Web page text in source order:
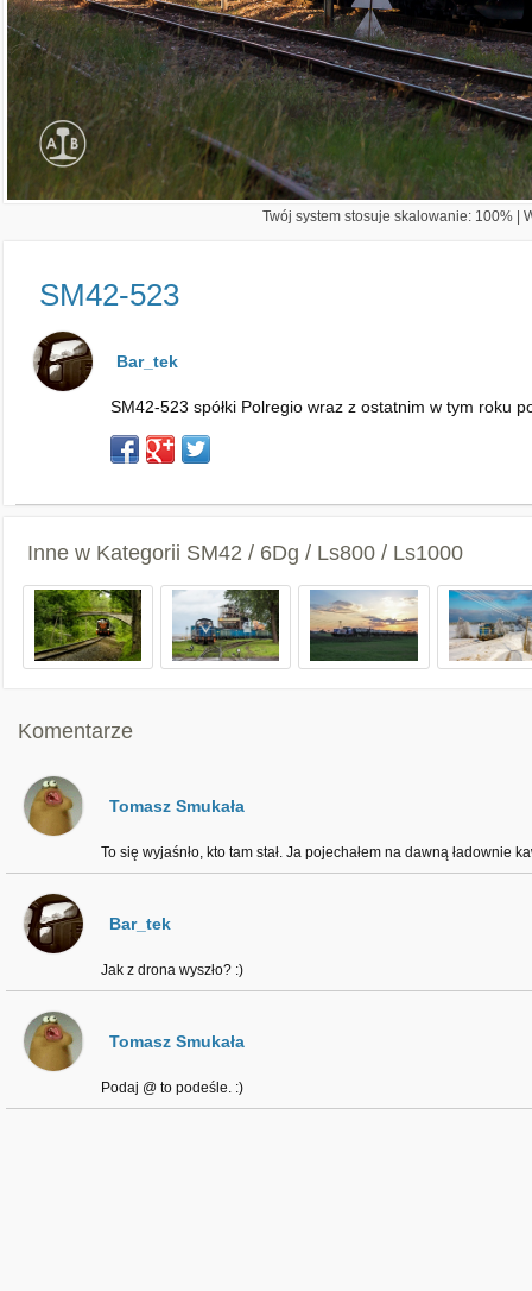
Twój system stosuje skalowanie: 100% |
SM42-523
Bar_tek
SM42-523 spółki Polregio wraz z ostatnim w tym roku
Inne w Kategorii SM42 / 6Dg / Ls800 / Ls1000
Komentarze
Tomasz Smukała
To się wyjaśnło, kto tam stał. Ja pojechałem na dawną ładownie
Bar_tek
Jak z drona wyszło? :)
Tomasz Smukała
Podaj @ to podeśle. :)